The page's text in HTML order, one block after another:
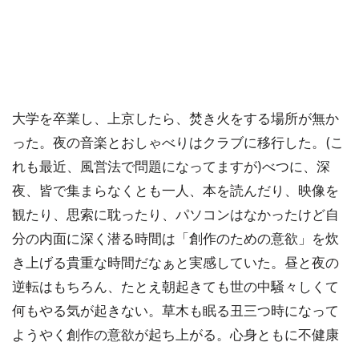
大学を卒業し、上京したら、焚き火をする場所が無か
った。夜の音楽とおしゃべりはクラブに移行した。(こ
れも最近、風営法で問題になってますが)べつに、深
夜、皆で集まらなくとも一人、本を読んだり、映像を
観たり、思索に耽ったり、パソコンはなかったけど自
分の内面に深く潜る時間は「創作のための意欲」を炊
き上げる貴重な時間だなぁと実感していた。昼と夜の
逆転はもちろん、たとえ朝起きても世の中騒々しくて
何もやる気が起きない。草木も眠る丑三つ時になって
ようやく創作の意欲が起ち上がる。心身ともに不健康